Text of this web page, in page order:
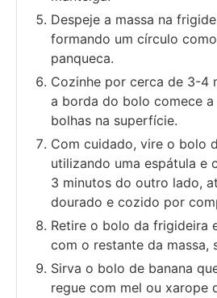
Despeje a massa na
formando um círculo
panqueca.
Cozinhe por cerca de 3-4
a borda do bolo comece
bolhas na superfície.
Com cuidado, vire o bolo
utilizando uma espátula e
3 minutos do outro lado,
dourado e cozido por
Retire o bolo da frigideira
com o restante da massa,
Sirva o bolo de banana
regue com mel ou xarope